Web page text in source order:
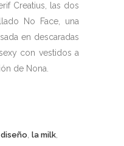
Creatius, las dos
No Face, una
en descaradas
con vestidos a
de Nona.
diseño la milk